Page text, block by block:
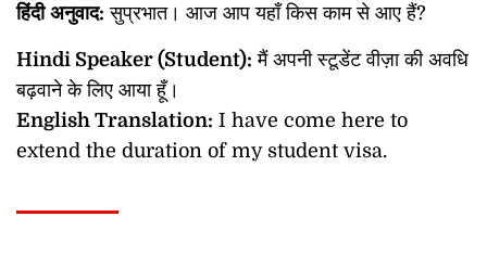
हिंदी अनुवाद: सुप्रभात। आज आप यहाँ किस काम से आए हैं?
Hindi Speaker (Student): मैं अपनी स्टूडेंट वीज़ा की अवधि
बढ़वाने के लिए आया हूँ।
English Translation: I have come here to
extend the duration of my student visa.